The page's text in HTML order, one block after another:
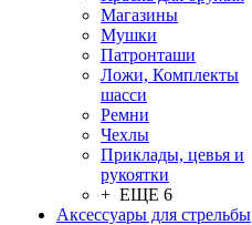
Магазины
Мушки
Патронташи
Ложи, Комплекты
шасси
Ремни
Чехлы
Приклады, цевья и
рукоятки
+ ЕЩЕ 6
Аксессуары для стрельбы